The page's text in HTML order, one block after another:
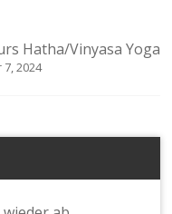
Hatha/Vinyasa Yoga
2024